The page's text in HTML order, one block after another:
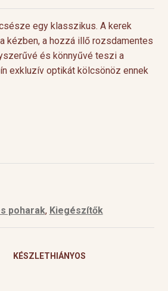
egy klasszikus. A kerek
kézben, a hozzá illő rozsdamentes
és könnyűvé teszi a
exkluzív optikát kölcsönöz ennek
poharak, Kiegészítők
KÉSZLETHIÁNYOS